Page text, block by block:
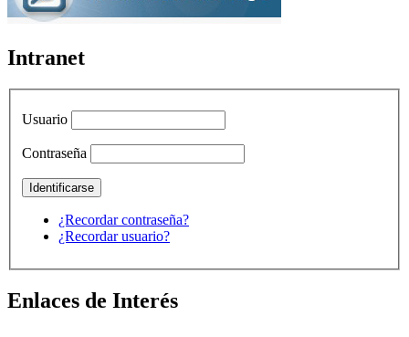
Intranet
Usuario
Contraseña
¿Recordar contraseña?
¿Recordar usuario?
Enlaces de Interés